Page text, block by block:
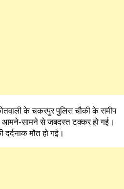
के चकरपुर पुलिस चौकी के समीप
आमने-सामने से जबदस्त टक्कर हो गई।
दर्दनाक मौत हो गई।